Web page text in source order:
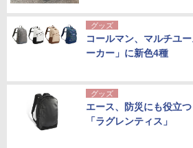
グッズ
コールマン、マルチユ
ーカー」に新色4種
グッズ
エース、防災にも役立
「ラグレンティス」